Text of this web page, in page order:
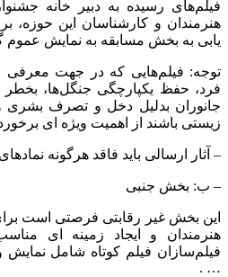
فیلم‌های رسیده به دبیر خانه
هنرمندان و کارشناسان این حوزه،
یابی به بخش مسابقه به نمایش عموم
توجه: فیلم‌هایی که در جهت
فرد، حفظ یکپارچگی جنگل‌ها،
جانوران بدلیل دخل و تصرف بشری
زیستی باشند از اهمیت ویژه ای
– آثار ارسالی باید فاقد هرگونه
– ب: بخش جنبی
این بخش غیر رقابتی فرصتی است
هنرمندان و ایجاد زمینه ای مناسب
فیلم‌سازان فیلم کوتاه شامل
…
.